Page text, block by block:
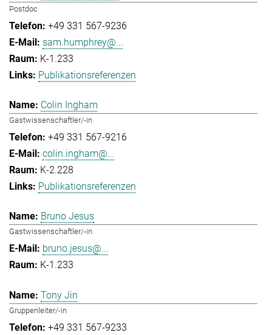
Postdoc
+49 331 567-9236
sam.humphrey@...
K-1.233
Publikationsreferenzen
Colin Ingham
Gastwissenschaftler/-in
+49 331 567-9216
colin.ingham@...
K-2.228
Publikationsreferenzen
Bruno Jesus
Gastwissenschaftler/-in
bruno.jesus@...
K-1.233
Tony Jin
Gruppenleiter/-in
+49 331 567-9233